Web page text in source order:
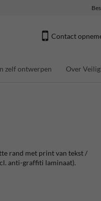
Contact
zelf ontwerpen Over
rand met print van tekst /
anti-graffiti laminaat).